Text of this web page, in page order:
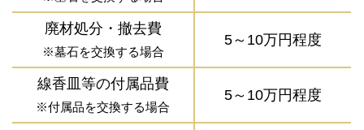
廃材処分・撤去費
※墓石を交換する場合
5～10万円程度
線香皿等の付属品費
※付属品を交換する場合
5～10万円程度